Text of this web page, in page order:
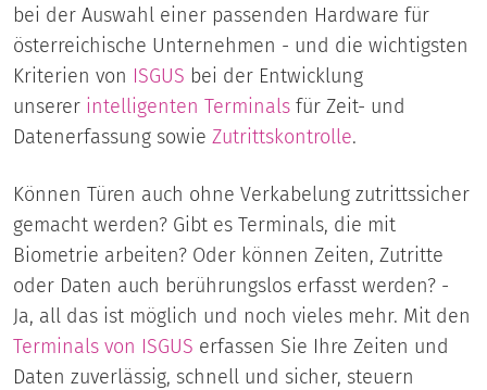
bei der Auswahl einer passenden Hardware für
österreichische Unternehmen - und die wichtigsten
Kriterien von ISGUS bei der Entwicklung
unserer intelligenten Terminals für Zeit- und
Datenerfassung sowie Zutrittskontrolle.
Können Türen auch ohne Verkabelung zutrittssicher
gemacht werden? Gibt es Terminals, die mit
Biometrie arbeiten? Oder können Zeiten, Zutritte
oder Daten auch berührungslos erfasst werden? -
Ja, all das ist möglich und noch vieles mehr. Mit den
Terminals von ISGUS erfassen Sie Ihre Zeiten und
Daten zuverlässig, schnell und sicher, steuern